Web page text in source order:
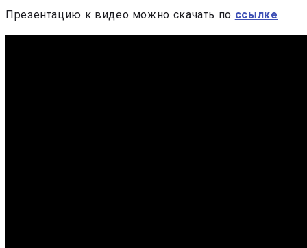
Презентацию к видео можно скачать по ссылке